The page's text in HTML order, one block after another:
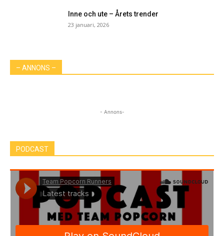
Inne och ute – Årets trender
23 januari, 2026
– ANNONS –
- Annons-
PODCAST